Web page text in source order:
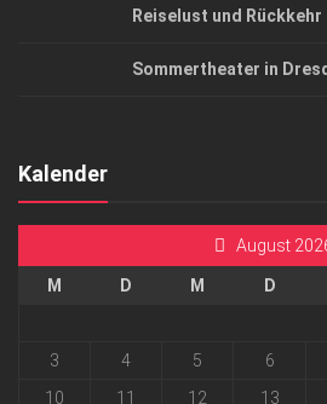
Reiselust und Rückkehr
Sommertheater in
Kalender
August
M D M D
3
4 5 6
10
11 12 13